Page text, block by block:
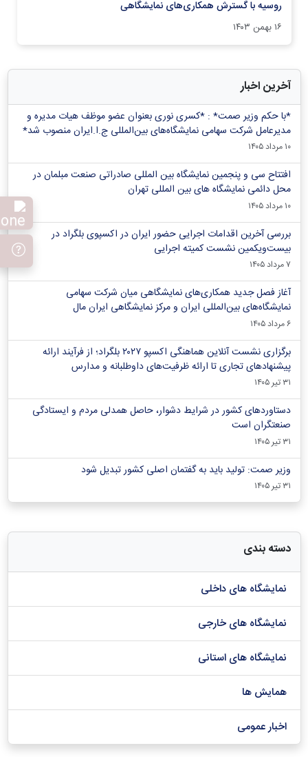
روسیه با گسترش همکاری‌های نمایشگاهی
۱۶ بهمن ۱۴۰۳
آخرین اخبار
*با حکم وزیر صمت* : *کسری نوری بعنوان عضو موظف هیات مدیره و
مدیرعامل شرکت سهامی نمایشگاه‌های بین‌المللی ج.ا.ایران منصوب شد*
۱۰ مرداد ۱۴۰۵
افتتاح سی و پنجمین نمایشگاه بین المللی صادراتی صنعت مبلمان در
محل دائمی نمایشگاه های بین المللی تهران
۱۰ مرداد ۱۴۰۵
بررسی آخرین اقدامات اجرایی حضور ایران در اکسپوی بلگراد در
بیست‌ویکمین نشست کمیته اجرایی
۷ مرداد ۱۴۰۵
آغاز فصل جدید همکاری‌های نمایشگاهی میان شرکت سهامی
نمایشگاه‌های بین‌المللی ایران و مرکز نمایشگاهی ایران‌ مال
۶ مرداد ۱۴۰۵
برگزاری نشست آنلاین هماهنگی اکسپو ۲۰۲۷ بلگراد؛ از فرآیند ارائه
پیشنهادهای تجاری تا ارائه ظرفیت‌های داوطلبانه و مدارس
۳۱ تیر ۱۴۰۵
دستاوردهای کشور در شرایط دشوار، حاصل همدلی مردم و ایستادگی
صنعتگران است
۳۱ تیر ۱۴۰۵
وزیر صمت: تولید باید به گفتمان اصلی کشور تبدیل شود
۳۱ تیر ۱۴۰۵
دسته بندی
نمایشگاه های داخلی
نمایشگاه های خارجی
نمایشگاه های استانی
همایش ها
اخبار عمومی